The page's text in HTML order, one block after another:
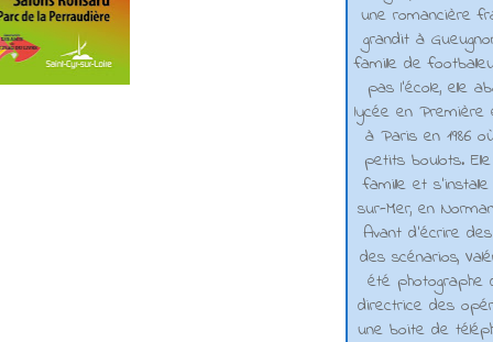
une romancière
grandit à
famille de
pas l'école, elle
lycée en
à Paris en 1986
petits boulots.
famille et
sur-Mer, en
Avant d’écrire
des scénarios,
été photographe
directrice des
une boite de